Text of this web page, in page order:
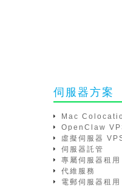
伺服器方案
Mac
OpenClaw
虛擬伺服器
伺服器託管
專屬伺服器租用
代維服務
電郵伺服器租用